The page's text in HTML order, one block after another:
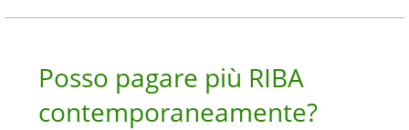
Posso pagare più RIBA
contemporaneamente?